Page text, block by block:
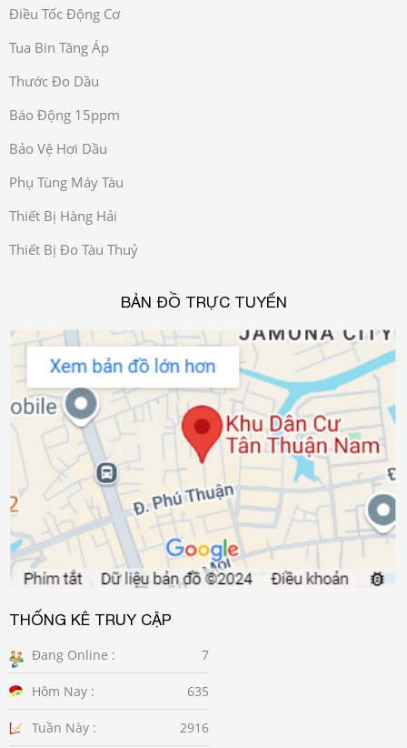
Điều Tốc Động Cơ
Tua Bin Tăng Áp
Thước Đo Dầu
Báo Động 15ppm
Bảo Vệ Hơi Dầu
Phụ Tùng Máy Tàu
Thiết Bị Hàng Hải
Thiết Bị Đo Tàu Thuỷ
BẢN ĐỒ TRỰC TUYẾN
THỐNG KÊ TRUY CẬP
Đang Online : 7
Hôm Nay : 635
Tuần Này : 2916